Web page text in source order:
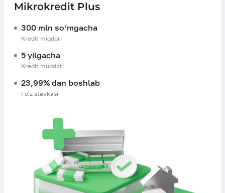
Mikrokredit Plus
300 mln so‘mgacha
Kredit miqdori
5 yilgacha
Kredit muddati
23,99% dan boshlab
Foiz stavkasi